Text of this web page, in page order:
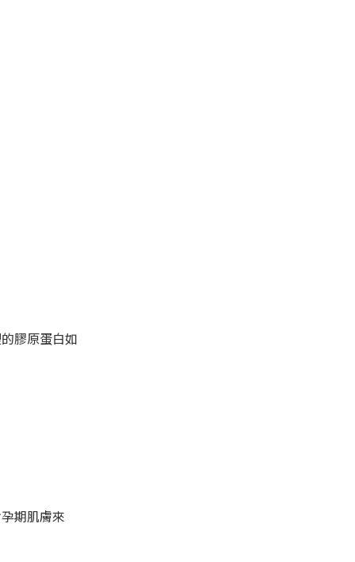
膠原蛋白如
期肌膚來